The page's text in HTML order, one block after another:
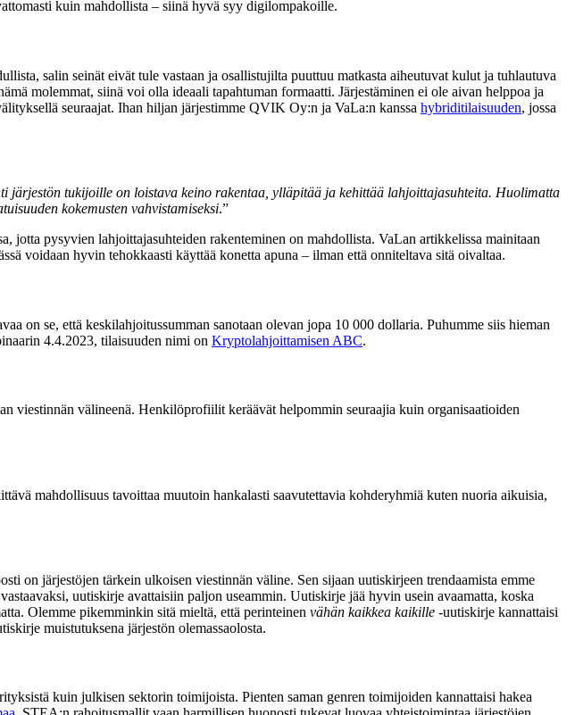
kuin mahdollista – siinä hyvä syy digilompakoille.
salin seinät eivät tule vastaan ja osallistujilta puuttuu matkasta aiheutuvat kulut ja tuhlautuva
molemmat, siinä voi olla ideaali tapahtuman formaatti. Järjestäminen ei ole aivan helppoa ja
seuraajat. Ihan hiljan järjestimme QVIK Oy:n ja VaLa:n kanssa hybriditilaisuuden, jossa
järjestön tukijoille on loistava keino rakentaa, ylläpitää ja kehittää lahjoittajasuhteita. Huolimatta
kokemusten vahvistamiseksi.”
jotta pysyvien lahjoittajasuhteiden rakenteminen on mahdollista. VaLan artikkelissa mainitaan
voidaan hyvin tehokkaasti käyttää konetta apuna – ilman että onniteltava sitä oivaltaa.
on se, että keskilahjoitussumman sanotaan olevan jopa 10 000 dollaria. Puhumme siis hieman
4.4.2023, tilaisuuden nimi on Kryptolahjoittamisen ABC.
viestinnän välineenä. Henkilöprofiilit keräävät helpommin seuraajia kuin organisaatioiden
mahdollisuus tavoittaa muutoin hankalasti saavutettavia kohderyhmiä kuten nuoria aikuisia,
on järjestöjen tärkein ulkoisen viestinnän väline. Sen sijaan uutiskirjeen trendaamista emme
uutiskirje avattaisiin paljon useammin. Uutiskirje jää hyvin usein avaamatta, koska
Olemme pikemminkin sitä mieltä, että perinteinen vähän kaikkea kaikille -uutiskirje kannattaisi
muistutuksena järjestön olemassaolosta.
kuin julkisen sektorin toimijoista. Pienten saman genren toimijoiden kannattaisi hakea